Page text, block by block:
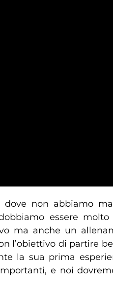
dove non abbiamo
essere
ma anche un
l’obiettivo di partire
la sua prima
e noi